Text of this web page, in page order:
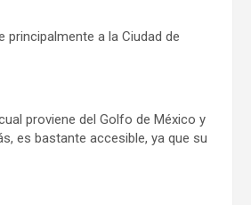
principalmente a la Ciudad de
proviene del Golfo de México y
es bastante accesible, ya que su